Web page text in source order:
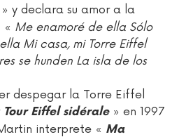
y declara su amor a la
« Me enamoré de ella Sólo
Mi casa, mi Torre Eiffel
se hunden La isla de los
despegar la Torre Eiffel
Tour Eiffel sidérale» en 1997
interprete « Ma